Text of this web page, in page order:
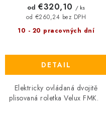
10 - 20 pracovných dní
od €260,24 bez DPH
od €320,10 / ks
DETAIL
Elektricky ovládaná dvojitě
plisovaná roletka Velux FMK.